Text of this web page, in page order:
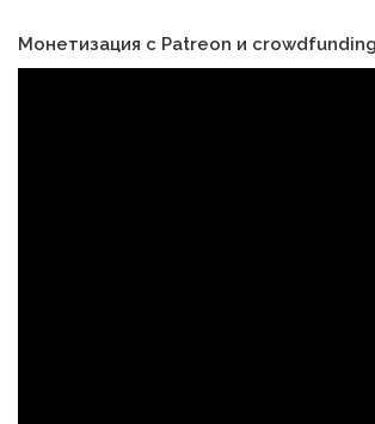
Монетизация с Patreon и crowdfunding